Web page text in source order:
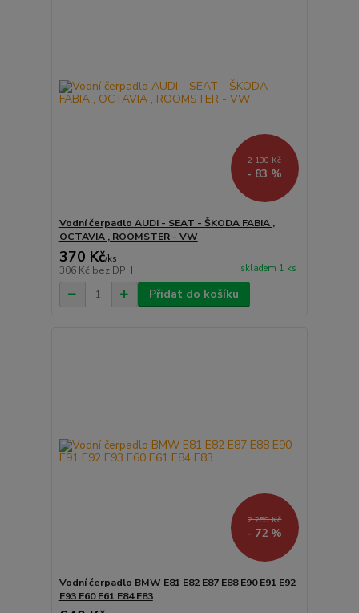
2 130 Kč
- 83 %
Vodní čerpadlo AUDI - SEAT - ŠKODA FABIA ,
OCTAVIA , ROOMSTER - VW
370 Kč/ks
306 Kč bez DPH skladem 1 ks
Přidat do košíku
2 259 Kč
- 72 %
Vodní čerpadlo BMW E81 E82 E87 E88 E90 E91 E92
E93 E60 E61 E84 E83